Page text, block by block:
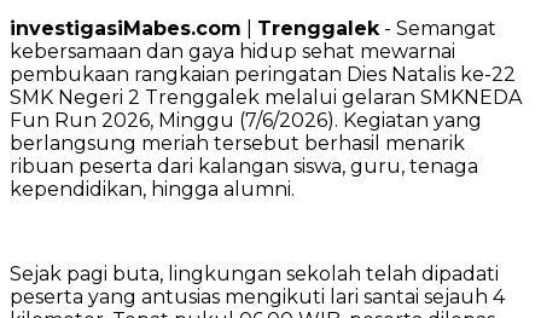
investigasiMabes.com
Trenggalek- Semangat
kebersamaan dan gaya hidup sehat mewarnai
pembukaan rangkaian peringatan Dies Natalis ke-22
SMK Negeri 2 Trenggalek melalui gelaran SMKNEDA
Fun Run 2026, Minggu (7/6/2026). Kegiatan yang
berlangsung meriah tersebut berhasil menarik
ribuan peserta dari kalangan siswa, guru, tenaga
kependidikan, hingga alumni.
‎Sejak pagi buta, lingkungan sekolah telah dipadati
peserta yang antusias mengikuti lari santai sejauh 4